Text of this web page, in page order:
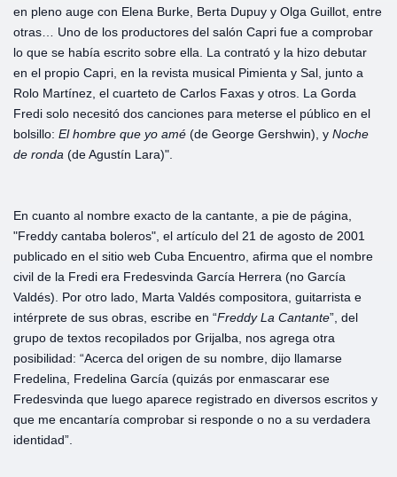
en pleno auge con Elena Burke, Berta Dupuy y Olga Guillot, entre
otras… Uno de los productores del salón Capri fue a comprobar
lo que se había escrito sobre ella. La contrató y la hizo debutar
en el propio Capri, en la revista musical Pimienta y Sal, junto a
Rolo Martínez, el cuarteto de Carlos Faxas y otros. La Gorda
Fredi solo necesitó dos canciones para meterse el público en el
bolsillo: El hombre que yo amé (de George Gershwin), y Noche
de ronda (de Agustín Lara)".
En cuanto al nombre exacto de la cantante, a pie de página,
"Freddy cantaba boleros", el artículo del 21 de agosto de 2001
publicado en el sitio web Cuba Encuentro, afirma que el nombre
civil de la Fredi era Fredesvinda García Herrera (no García
Valdés). Por otro lado, Marta Valdés compositora, guitarrista e
intérprete de sus obras, escribe en “Freddy La Cantante”, del
grupo de textos recopilados por Grijalba, nos agrega otra
posibilidad: “Acerca del origen de su nombre, dijo llamarse
Fredelina, Fredelina García (quizás por enmascarar ese
Fredesvinda que luego aparece registrado en diversos escritos y
que me encantaría comprobar si responde o no a su verdadera
identidad”.